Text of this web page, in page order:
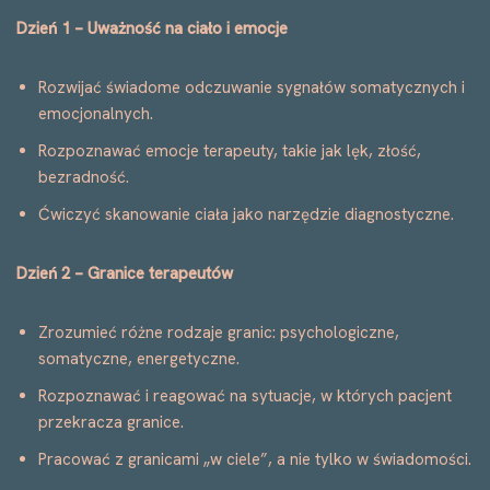
Dzień 1 – Uważność na ciało i emocje
Rozwijać świadome odczuwanie sygnałów somatycznych i
emocjonalnych.
Rozpoznawać emocje terapeuty, takie jak lęk, złość,
bezradność.
Ćwiczyć skanowanie ciała jako narzędzie diagnostyczne.
Dzień 2 – Granice terapeutów
Zrozumieć różne rodzaje granic: psychologiczne,
somatyczne, energetyczne.
Rozpoznawać i reagować na sytuacje, w których pacjent
przekracza granice.
Pracować z granicami „w ciele”, a nie tylko w świadomości.